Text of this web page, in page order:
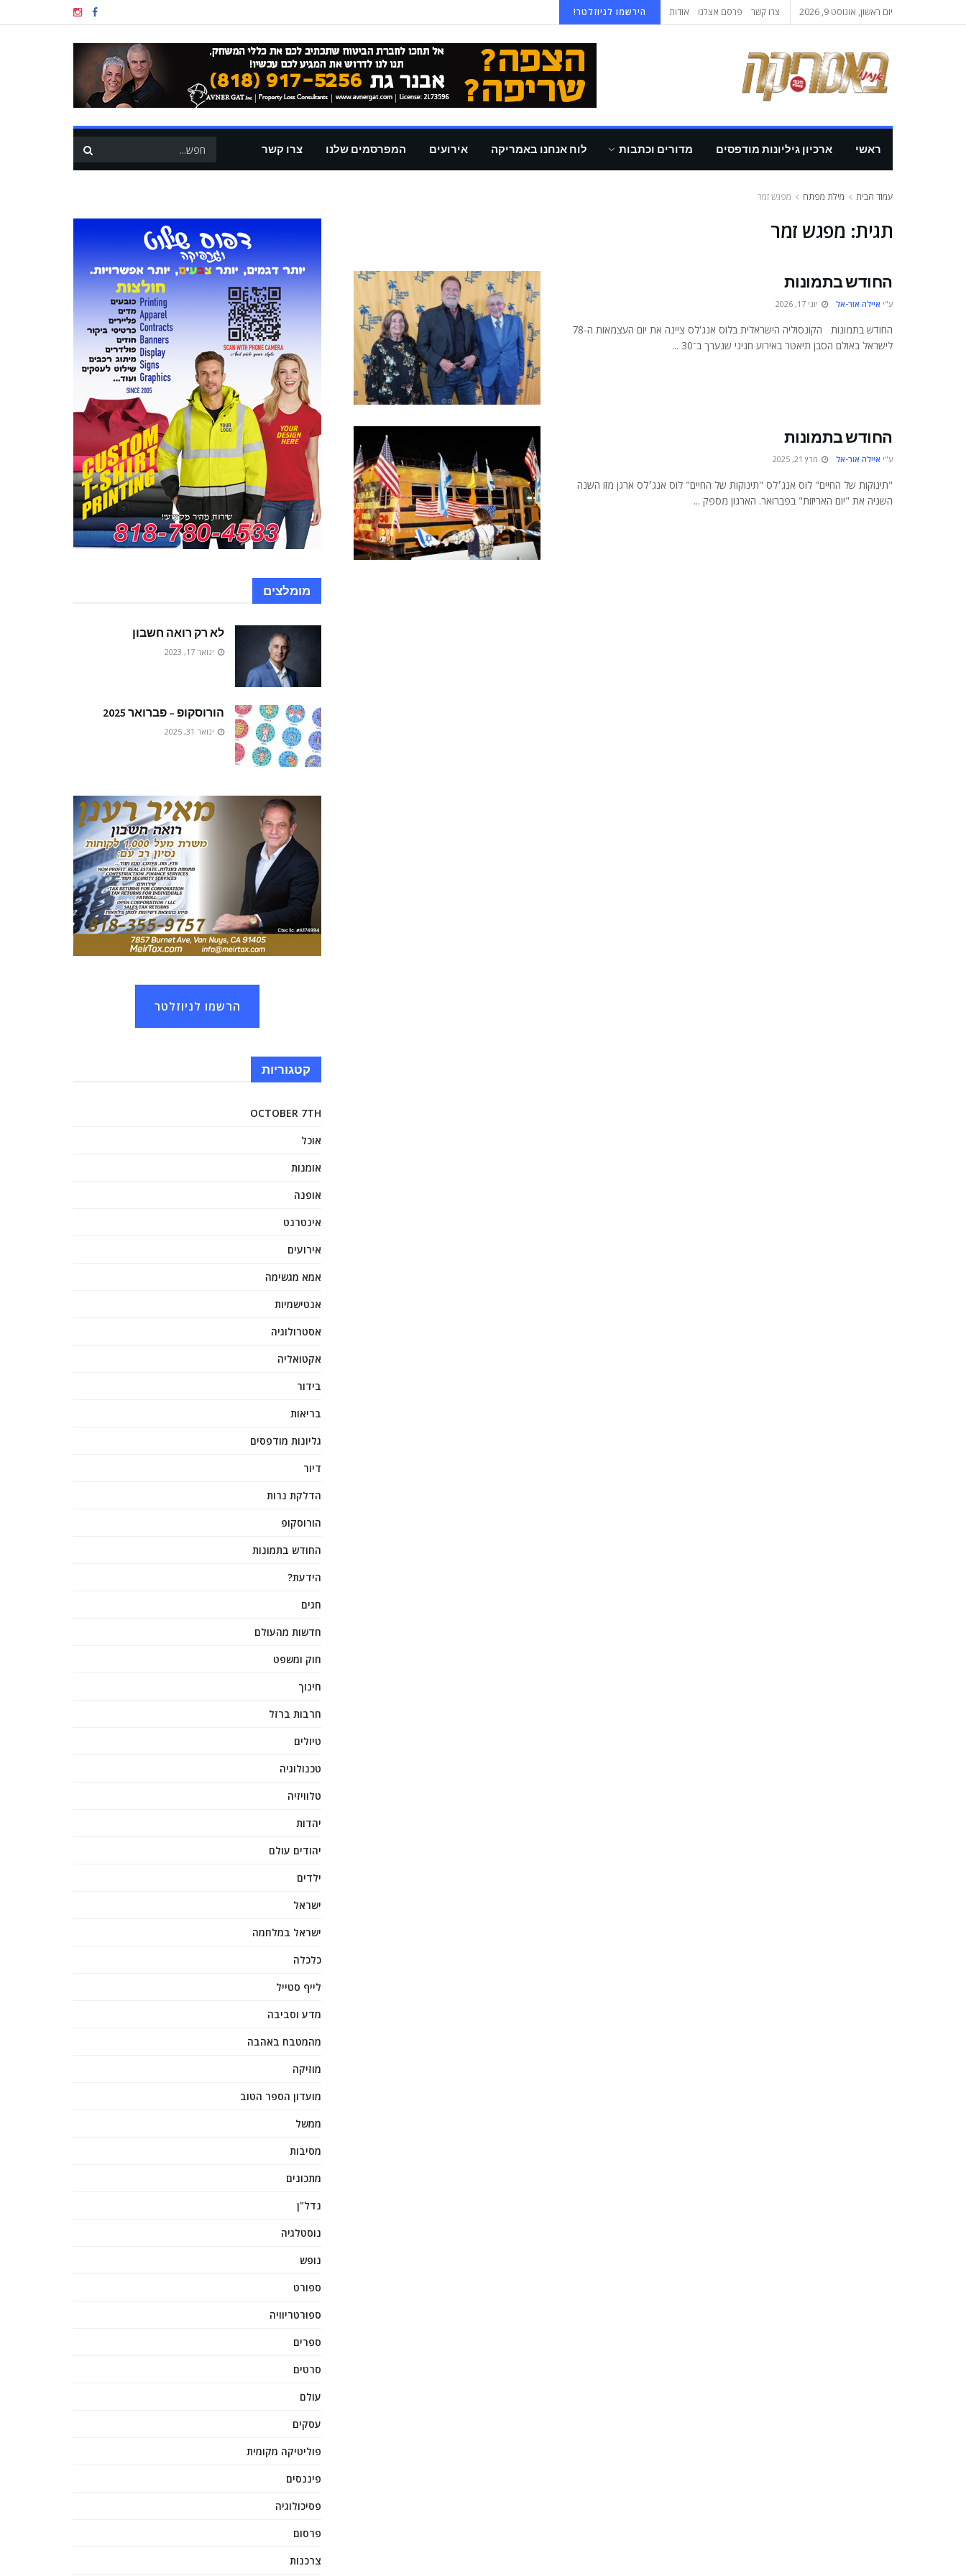
יום ראשון, אוגוסט 9, 2026 צרו קשר פרסם אצלנו אודות הירשמו לניוזלטר!
ראשי ארכיון גיליונות מודפסים מדורים וכתבות לוח אנחנו באמריקה אירועים המפרסמים שלנו צרו קשר
עמוד הבית מילת מפתח מפגש זמר
תגית: מפגש זמר
החודש בתמונות
ע"י איילה אור-אל יוני 17, 2026
החודש בתמונות הקונסוליה הישראלית בלוס אנג'לס ציינה את יום העצמאות ה-78
לישראל באולם הסבן תיאטר באירוע חגיגי שנערך ב־30 ...
החודש בתמונות
ע"י איילה אור-אל מרץ 21, 2025
"תינוקות של החיים" לוס אנג׳לס "תינוקות של החיים" לוס אנג׳לס ארגן מזו השנה
השניה את "יום האריזות" בפברואר. הארגון מספק ...
מומלצים
לא רק רואה חשבון
ינואר 17, 2023
הורוסקופ – פברואר 2025
ינואר 31, 2025
הרשמו לניוזלטר
קטגוריות
OCTOBER 7TH
אוכל
אומנות
אופנה
אינטרנט
אירועים
אמא מגשימה
אנטישמיות
אסטרולוגיה
אקטואליה
בידור
בריאות
גליונות מודפסים
דיור
הדלקת נרות
הורוסקופ
החודש בתמונות
הידעת?
חגים
חדשות מהעולם
חוק ומשפט
חינוך
חרבות ברזל
טיולים
טכנולוגיה
טלוויזיה
יהדות
יהודים עולם
ילדים
ישראל
ישראל במלחמה
כלכלה
לייף סטייל
מדע וסביבה
מהמטבח באהבה
מוזיקה
מועדון הספר הטוב
ממשל
מסיבות
מתכונים
נדל"ן
נוסטלגיה
נופש
ספורט
ספורטריוויה
ספרים
סרטים
עולם
עסקים
פוליטיקה מקומית
פיננסים
פסיכולוגיה
פרסום
צרכנות